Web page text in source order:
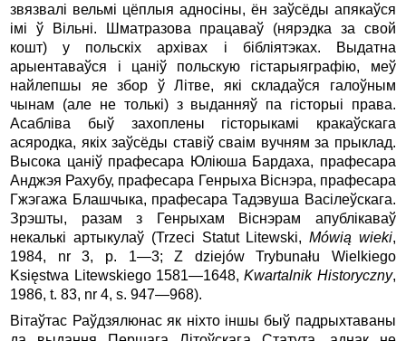
звязвалі вельмі цёплыя адносіны, ён заўсёды апякаўся
імі ў Вільні. Шматразова працаваў (нярэдка за свой
кошт) у польскіх архівах і бібліятэках. Выдатна
арыентаваўся і цаніў польскую гістарыяграфію, меў
найлепшы яе збор ў Літве, які складаўся галоўным
чынам (але не толькі) з выданняў па гісторыі права.
Асабліва быў захоплены гісторыкамі кракаўскага
асяродка, якіх заўсёды ставіў сваім вучням за прыклад.
Высока цаніў прафесара Юліюша Бардаха, прафесара
Анджэя Рахубу, прафесара Генрыха Віснэра, прафесара
Гжэгажа Блашчыка, прафесара Тадэвуша Васілеўскага.
Зрэшты, разам з Генрыхам Віснэрам апублікаваў
некалькі артыкулаў (Trzeci Statut Litewski,Mówią wieki,
1984, nr 3, p. 1—3; Z dziejów Trybunału Wielkiego
Księstwa Litewskiego 1581—1648,Kwartalnik Historyczny,
1986, t. 83, nr 4, s. 947—968).
Вітаўтас Раўдзялюнас як ніхто іншы быў падрыхтаваны